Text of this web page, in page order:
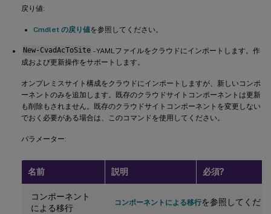
戻り値:
Cmdlet の戻り値を参照してください。
New-CvadAcToSite - YAMLファイルをクラウドにインポートします。作
成および更新操作をサポートします。
オンプレミスサイト構成をクラウドにインポートしますが、新しいコンポ
ーネントのみを追加します。既存のクラウドサイトコンポーネントは更新
も削除もされません。既存のクラウドサイトコンポーネントを変更しない
でおく必要がある場合は、このコマンドを使用してください。
パラメーター:
名前 説明 必須?
コンポーネント
による移行
コンポーネントによる移行を参照してくだ